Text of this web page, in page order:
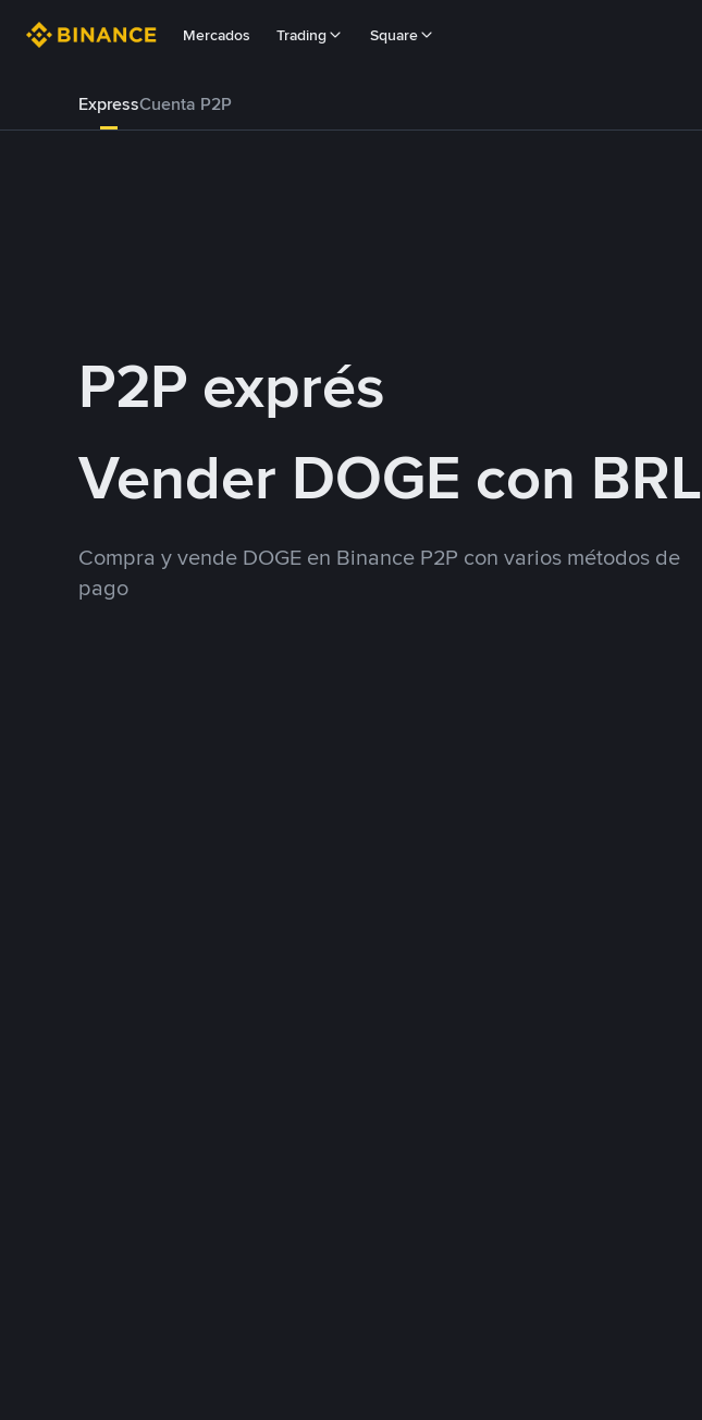
Mercados Trading Square
ExpressCuenta P2P
P2P exprés
Vender DOGE con BRL
Compra y vende DOGE en Binance P2P con varios métodos de
pago